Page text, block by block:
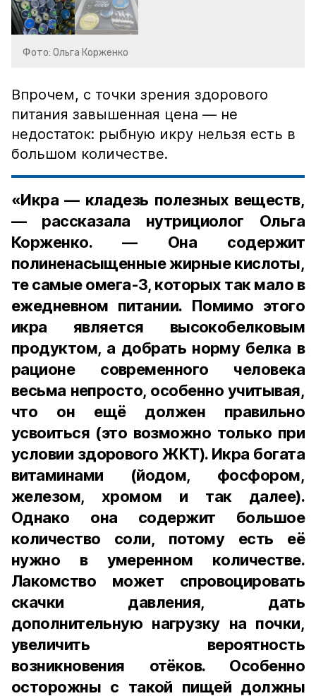
Фото: Ольга Корженко
Впрочем, с точки зрения здорового
питания завышенная цена — не
недостаток: рыбную икру нельзя есть в
большом количестве.
«Икра — кладезь полезных веществ,
— рассказала нутрициолог Ольга
Корженко. — Она содержит
полиненасыщенные жирные кислоты,
те самые омега-3, которых так мало в
ежедневном питании. Помимо этого
икра является высокобелковым
продуктом, а добрать норму белка в
рационе современного человека
весьма непросто, особенно учитывая,
что он ещё должен правильно
усвоиться (это возможно только при
условии здорового ЖКТ). Икра богата
витаминами (йодом, фосфором,
железом, хромом и так далее).
Однако она содержит большое
количество соли, потому есть её
нужно в умеренном количестве.
Лакомство может спровоцировать
скачки давления, дать
дополнительную нагрузку на почки,
увеличить вероятность
возникновения отёков. Особенно
осторожны с такой пищей должны